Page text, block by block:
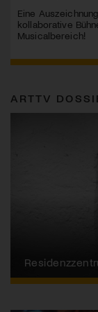
Eine
kollaborative
Musicalbereich!
ARTTV
Migros-
Tanzszene